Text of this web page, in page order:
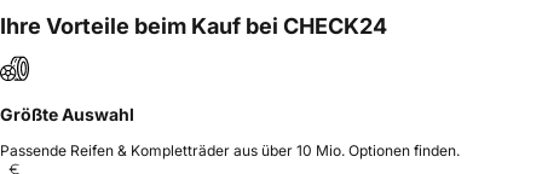
Ihre Vorteile beim Kauf bei CHECK24
Größte Auswahl
Passende Reifen & Kompletträder aus über 10 Mio. Optionen finden.